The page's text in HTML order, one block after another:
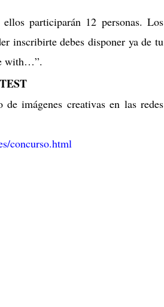
participarán 12 personas. Los
inscribirte debes disponer ya de tu
with…”.
imágenes creativas en las redes
concurso.html